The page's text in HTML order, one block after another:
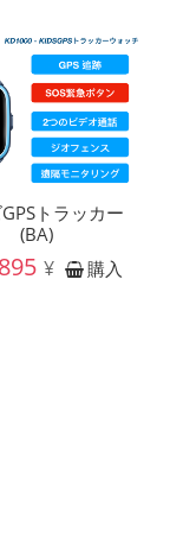
トラッカー
(BA)
¥ 購入